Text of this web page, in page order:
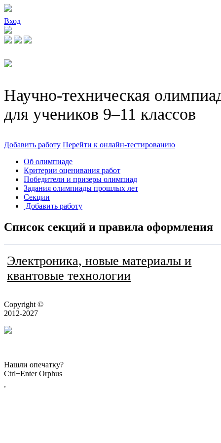
Вход
Научно-техническая
для учеников 9–11 классов
Добавить работу Перейти к онлайн-тестированию
Об олимпиаде
Критерии оценивания работ
Победители и призеры олимпиад
Задания олимпиады прошлых лет
Секции
Добавить работу
Список секций и правила оформления
Электроника, новые материалы и
квантовые технологии
Copyright ©
2012-2027
Нашли опечатку?
Ctrl+Enter Orphus